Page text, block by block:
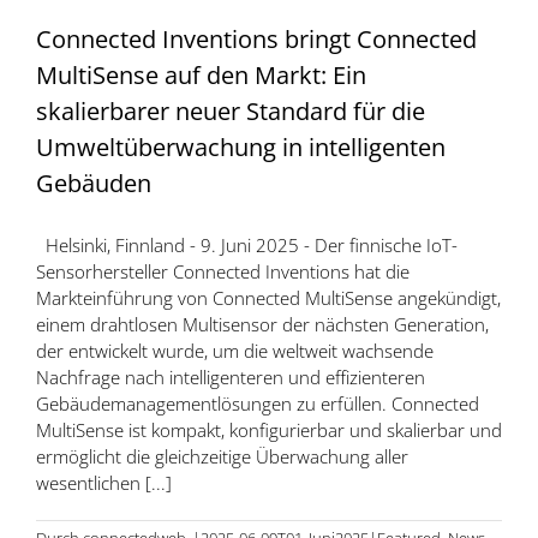
Connected Inventions bringt Connected
MultiSense auf den Markt: Ein
skalierbarer neuer Standard für die
Umweltüberwachung in intelligenten
Gebäuden
Helsinki, Finnland - 9. Juni 2025 - Der finnische IoT-
Sensorhersteller Connected Inventions hat die
Markteinführung von Connected MultiSense angekündigt,
einem drahtlosen Multisensor der nächsten Generation,
der entwickelt wurde, um die weltweit wachsende
Nachfrage nach intelligenteren und effizienteren
Gebäudemanagementlösungen zu erfüllen. Connected
MultiSense ist kompakt, konfigurierbar und skalierbar und
ermöglicht die gleichzeitige Überwachung aller
wesentlichen [...]